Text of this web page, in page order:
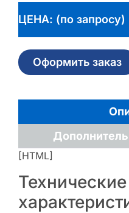
ЦЕНА: (по запросу)
Оформить заказ
[HTML]
Технические